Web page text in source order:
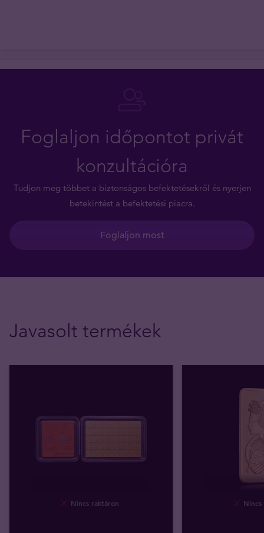
Foglaljon időpontot privát
konzultációra
Tudjon meg többet a biztonságos befektetésekről és nyerjen
betekintést a befektetési piacra.
Foglaljon most
Javasolt termékek
Nincs raktáron